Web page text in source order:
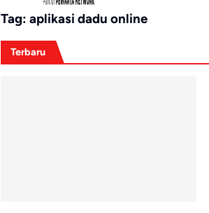
Tag: aplikasi dadu online
Terbaru